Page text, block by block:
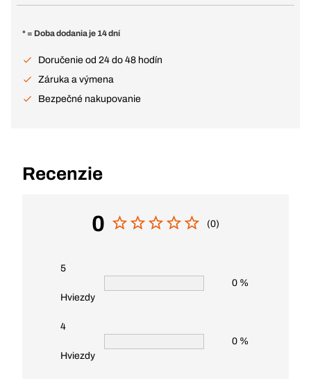
* = Doba dodania je 14 dní
Doručenie od 24 do 48 hodín
Záruka a výmena
Bezpečné nakupovanie
Recenzie
0 (0)
5
Hviezdy
0 %
4
Hviezdy
0 %